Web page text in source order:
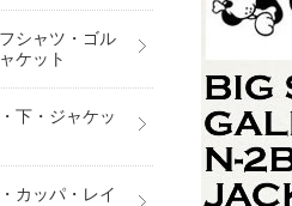
シャツ・ゴル
ケット
下・ジャケッ
カッパ・レイ